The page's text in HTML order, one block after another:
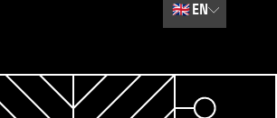
🇬🇧EN